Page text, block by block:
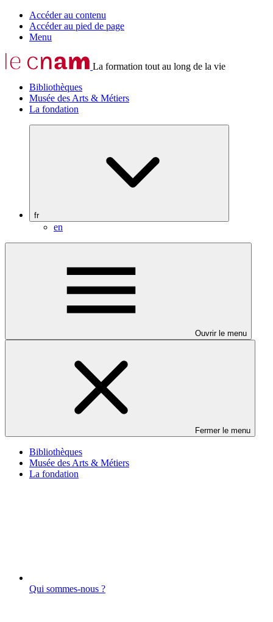
Accéder au contenu
Accéder au pied de page
Menu
La formation tout au long de la vie
Bibliothèques
Musée des Arts & Métiers
La fondation
fr
en
Ouvrir le menu
Fermer le menu
Bibliothèques
Musée des Arts & Métiers
La fondation
Qui sommes-nous ?